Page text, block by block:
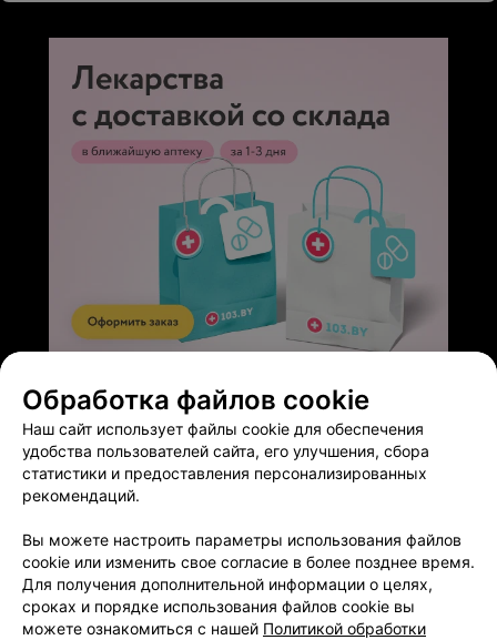
страшного, если я подожду, сложный случай… В
не тут.
Добавить специалиста
Обработка файлов cookie
Наш сайт использует файлы cookie для обеспечения
удобства пользователей сайта, его улучшения, сбора
статистики и предоставления персонализированных
рекомендаций.
Вы можете настроить параметры использования файлов
cookie или изменить свое согласие в более позднее время.
Для получения дополнительной информации о целях,
сроках и порядке использования файлов cookie вы
можете ознакомиться с нашей Политикой обработки